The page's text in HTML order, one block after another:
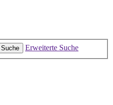
Suche
Erweiterte Suche